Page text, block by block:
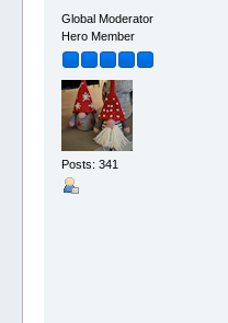
Global Moderator
Hero Member
Posts: 341